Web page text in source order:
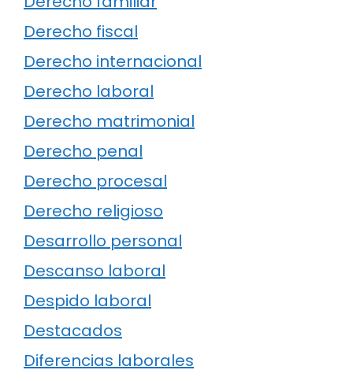
Derecho fiscal
Derecho internacional
Derecho laboral
Derecho matrimonial
Derecho penal
Derecho procesal
Derecho religioso
Desarrollo personal
Descanso laboral
Despido laboral
Destacados
Diferencias laborales